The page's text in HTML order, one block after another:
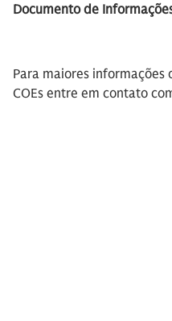
Documento de
Para maiores
COEs entre em contato